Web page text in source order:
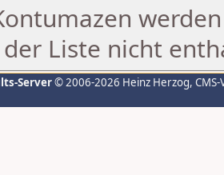
Liste nicht
Server© 2006-2026 Heinz Herzog,